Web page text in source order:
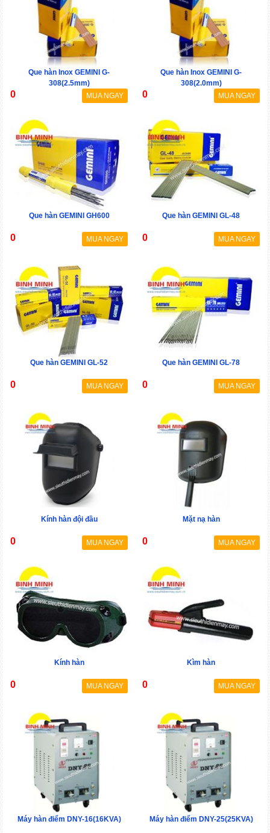
Que hàn Inox GEMINI G-
308(2.5mm)
0 MUA NGAY
Que hàn Inox GEMINI G-
308(2.0mm)
0 MUA NGAY
Que hàn GEMINI GH600
0 MUA NGAY
Que hàn GEMINI GL-48
0 MUA NGAY
Que hàn GEMINI GL-52
0 MUA NGAY
Que hàn GEMINI GL-78
0 MUA NGAY
Kính hàn đội đầu
0 MUA NGAY
Mặt nạ hàn
0 MUA NGAY
Kính hàn
0 MUA NGAY
Kìm hàn
0 MUA NGAY
Máy hàn điểm DNY-16(16KVA) Máy hàn điểm DNY-25(25KVA)